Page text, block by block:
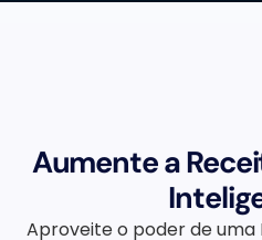
Aumente a
Aproveite o poder de uma